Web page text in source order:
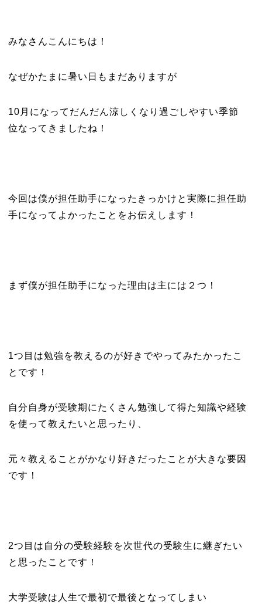
みなさんこんにちは！
なぜかたまに暑い日もまだありますが
10月になってだんだん涼しくなり過ごしやすい季節
位なってきましたね！
今回は僕が担任助手になったきっかけと実際に担任助
手になってよかったことをお伝えします！
まず僕が担任助手になった理由は主には２つ！
1つ目は勉強を教えるのが好きでやってみたかったこ
とです！
自分自身が受験期にたくさん勉強して得た知識や経験
を使って教えたいと思ったり、
元々教えることがかなり好きだったことが大きな要因
です！
2つ目は自分の受験経験を次世代の受験生に継ぎたい
と思ったことです！
大学受験は人生で最初で最後となってしまい